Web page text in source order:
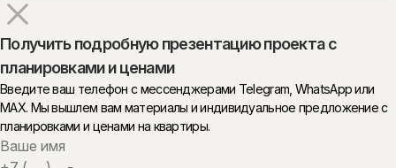
Получить подробную презентацию проекта с
планировками и ценами
Введите ваш телефон с мессенджерами Telegram, WhatsApp или
MAX. Мы вышлем вам материалы и индивидуальное предложение с
планировками и ценами на квартиры.